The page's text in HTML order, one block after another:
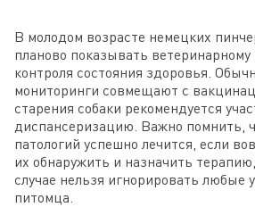
В молодом возрасте немецких
планово показывать
контроля состояния здоровья.
мониторинги совмещают с
старения собаки рекомендуется
диспансеризацию. Важно помнить,
патологий успешно лечится, если
их обнаружить и назначить
случае нельзя игнорировать любые
питомца.